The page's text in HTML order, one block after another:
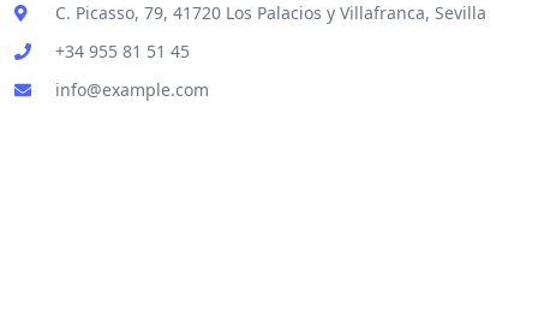
C. Picasso, 79, 41720 Los Palacios y Villafranca, Sevilla
+34 955 81 51 45
info@example.com